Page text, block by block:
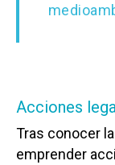
Acciones
Tras conocer
emprender